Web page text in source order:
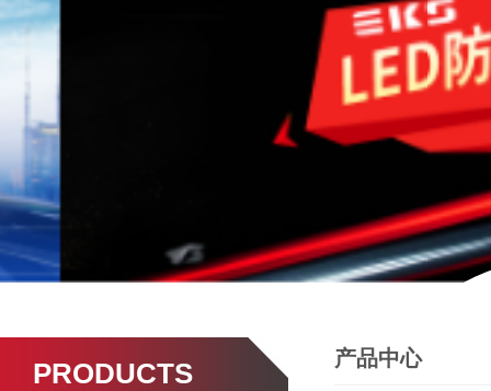
PRODUCTS 产品中心